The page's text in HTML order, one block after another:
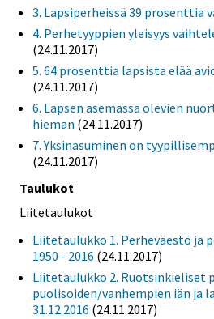
3. Lapsiperheissä 39 prosenttia
4. Perhetyyppien yleisyys
(24.11.2017)
5. 64 prosenttia lapsista elää
(24.11.2017)
6. Lapsen asemassa olevien
hieman (24.11.2017)
7. Yksinasuminen on
(24.11.2017)
Taulukot
Liitetaulukot
Liitetaulukko 1. Perheväestö ja
1950 - 2016 (24.11.2017)
Liitetaulukko 2. Ruotsinkieliset
puolisoiden/vanhempien iän ja
31.12.2016 (24.11.2017)